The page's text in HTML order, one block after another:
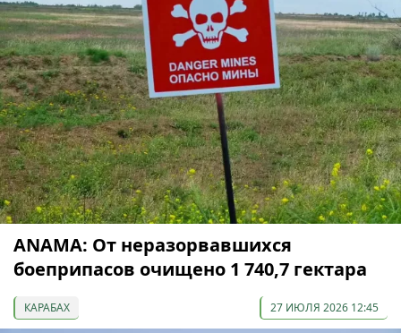
ANAMA: От неразорвавшихся
боеприпасов очищено 1 740,7 гектара
КАРАБАХ 27 ИЮЛЯ 2026 12:45